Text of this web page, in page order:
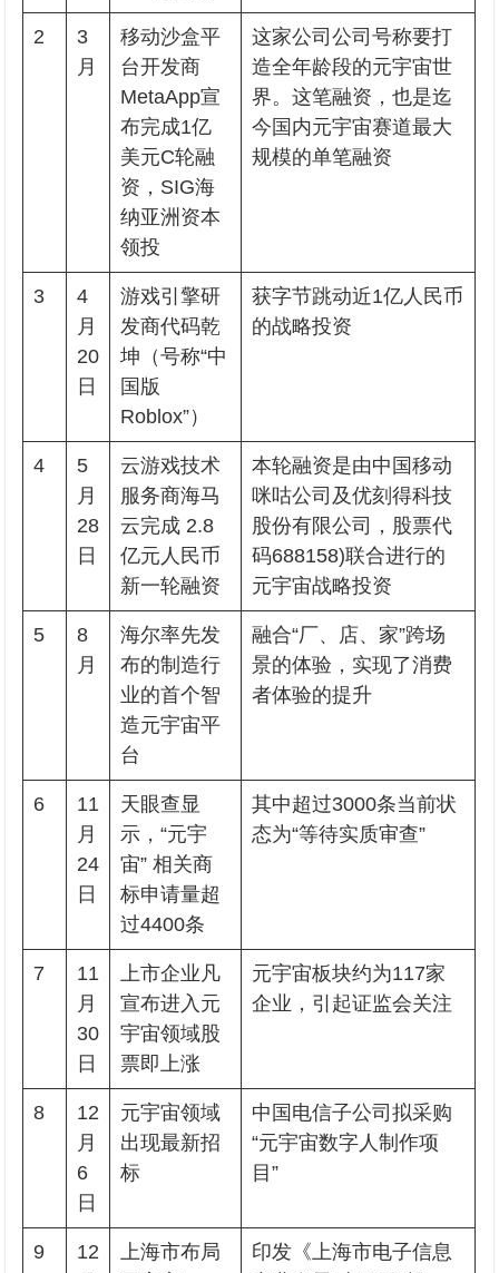
2
3
月
移动沙盒平
台开发商
MetaApp宣
布完成1亿
美元C轮融
资，SIG海
纳亚洲资本
领投
这家公司公司号称要打
造全年龄段的元宇宙世
界。这笔融资，也是迄
今国内元宇宙赛道最大
规模的单笔融资
3
4
月
20
日
游戏引擎研
发商代码乾
坤（号称“中
国版
Roblox”）
获字节跳动近1亿人民币
的战略投资
4
5
月
28
日
云游戏技术
服务商海马
云完成 2.8
亿元人民币
新一轮融资
本轮融资是由中国移动
咪咕公司及优刻得科技
股份有限公司，股票代
码688158)联合进行的
元宇宙战略投资
5
8
月
海尔率先发
布的制造行
业的首个智
造元宇宙平
台
融合“厂、店、家”跨场
景的体验，实现了消费
者体验的提升
6
11
月
24
日
天眼查显
示，“元宇
宙” 相关商
标申请量超
过4400条
其中超过3000条当前状
态为“等待实质审查”
7
11
月
30
日
上市企业凡
宣布进入元
宇宙领域股
票即上涨
元宇宙板块约为117家
企业，引起证监会关注
8
12
月
6
日
元宇宙领域
出现最新招
标
中国电信子公司拟采购
“元宇宙数字人制作项
目”
9
12
上海市布局
印发《上海市电子信息